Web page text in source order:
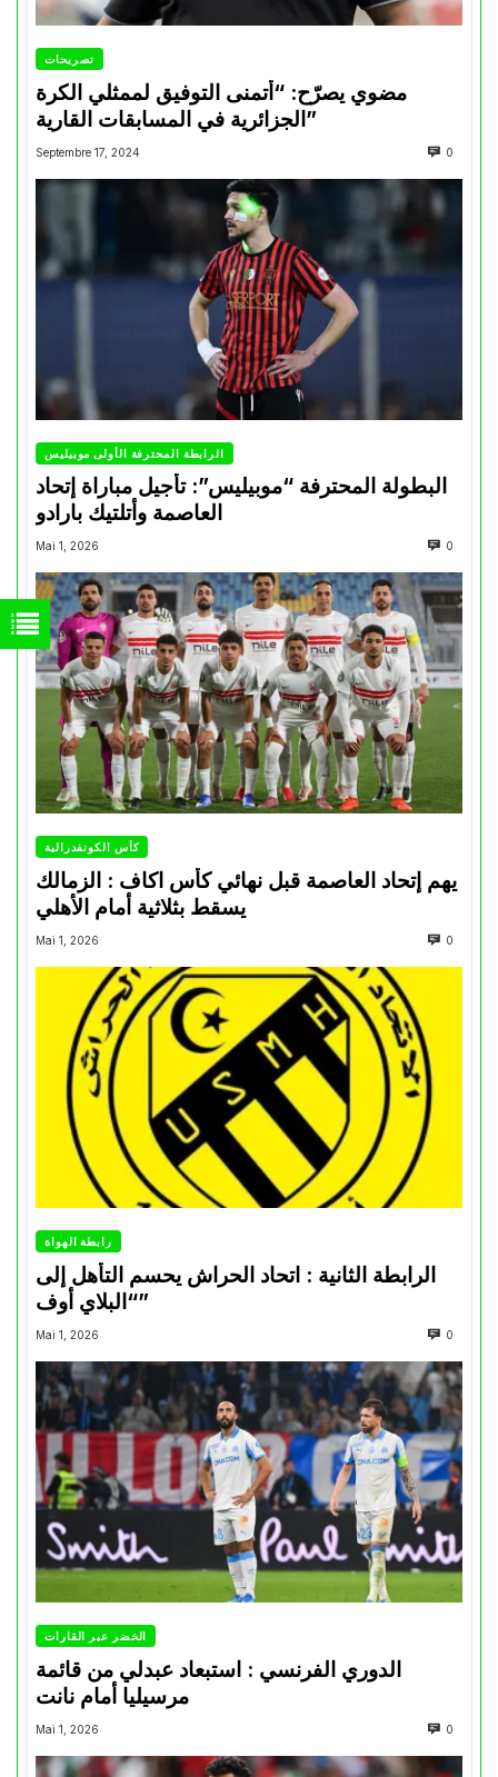
تصريحات
مضوي يصرّح: “أتمنى التوفيق لممثلي الكرة
الجزائرية في المسابقات القارية”
Septembre 17, 2024 0
الرابطة المحترفة الأولى موبيليس
البطولة المحترفة “موبيليس”: تأجيل مباراة إتحاد
العاصمة وأتلتيك بارادو
Mai 1, 2026 0
كأس الكونفدرالية
يهم إتحاد العاصمة قبل نهائي كأس اكاف : الزمالك
Mai 1, 2026 0
رابطة الهواة
الرابطة الثانية : اتحاد الحراش يحسم التأهل إلى
“البلاي أوف”
Mai 1, 2026 0
الخضر عبر القارات
الدوري الفرنسي : استبعاد عبدلي من قائمة
مرسيليا أمام نانت
Mai 1, 2026 0